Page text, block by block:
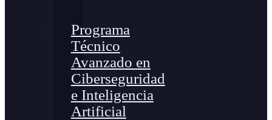
Programa
Técnico
Avanzado en
Ciberseguridad
e Inteligencia
Artificial